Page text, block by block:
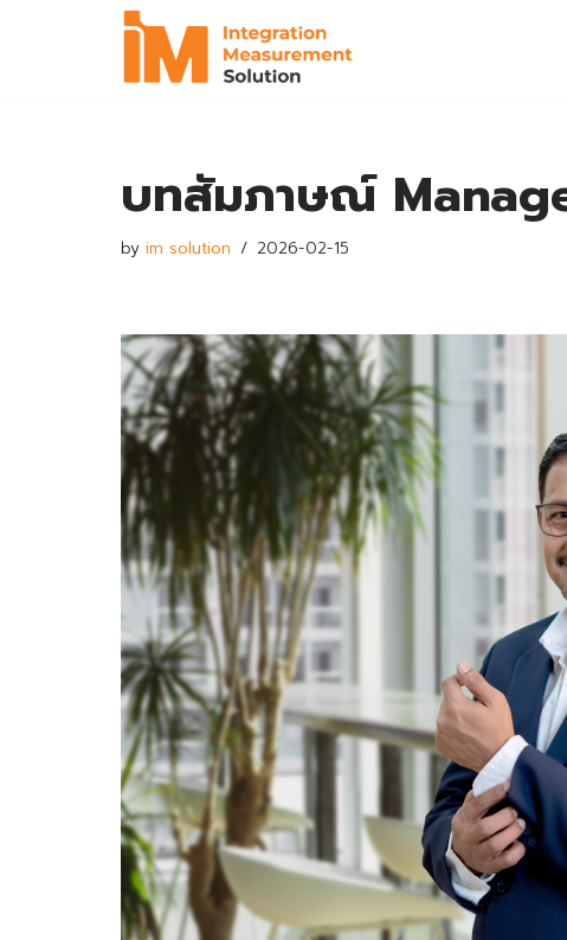
บทสัมภาษณ์
by im solution 2026-02-15